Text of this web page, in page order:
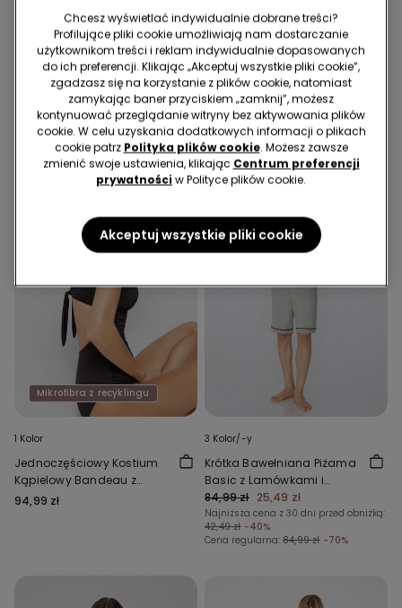
Brazyliany Bikini z Mikrofibry
z Recyklingu
1 Kolor
Brazyliany Bikini z Wysokim
Stanem z Marszczeniem z
Mikrofibry z Recyklingu
49,99 zł
Mikrofibra z recyklingu
1 Kolor
Jednoczęściowy Kostium
Kąpielowy Bandeau z
Marszczeniem z Mikrofibry z
94,99 zł
3 Kolor/-y
Krótka Bawełniana Piżama
Basic z Lamówkami i
Kieszonką
84,99 zł 25,49 zł
Najniższa cena z 30 dni przed obniżką:
42,49 zł -40%
Cena regularna: 84,99 zł -70%
Chcesz wyświetlać indywidualnie dobrane treści?
Profilujące pliki cookie umożliwiają nam dostarczanie
użytkownikom treści i reklam indywidualnie dopasowanych
do ich preferencji. Klikając „Akceptuj wszystkie pliki cookie”,
zgadzasz się na korzystanie z plików cookie, natomiast
zamykając baner przyciskiem „zamknij”, możesz
kontynuować przeglądanie witryny bez aktywowania plików
cookie. W celu uzyskania dodatkowych informacji o plikach
cookie patrz Polityka plików cookie. Możesz zawsze
zmienić swoje ustawienia, klikając Centrum preferencji
prywatności w Polityce plików cookie.
Akceptuj wszystkie pliki cookie